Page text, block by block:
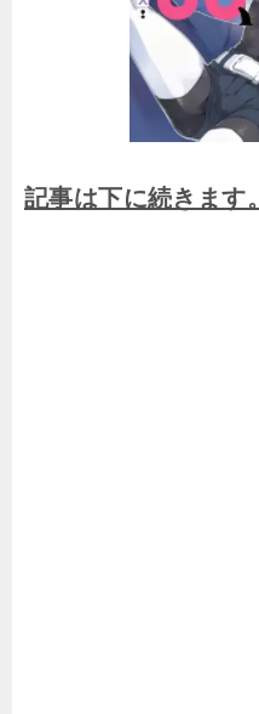
記事は下に続きます。